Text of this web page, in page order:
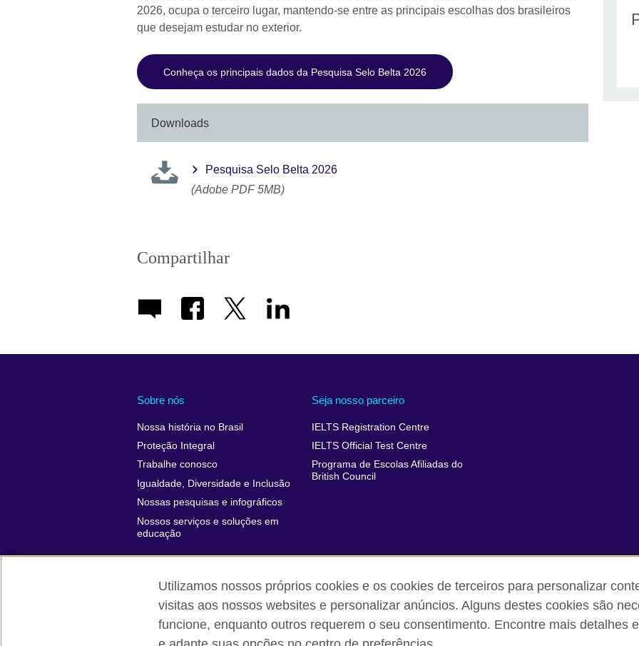
2026, ocupa o terceiro lugar, mantendo-se entre as principais escolhas dos brasileiros
que desejam estudar no exterior.
Conheça os principais dados da Pesquisa Selo Belta 2026
Downloads
Pesquisa Selo Belta 2026
(Adobe PDF 5MB)
Compartilhar
Sobre nós
Nossa história no Brasil
Proteção Integral
Trabalhe conosco
Igualdade, Diversidade e Inclusão
Nossas pesquisas e infográficos
Nossos serviços e soluções em
educação
Seja nosso parceiro
IELTS Registration Centre
IELTS Official Test Centre
Programa de Escolas Afiliadas do
British Council
British Council global Comentários e reclamações Política de privacidade e termos de uso Sitemap
Utilizamos nossos próprios cookies e os cookies de terceiros para personalizar
visitas aos nossos websites e personalizar anúncios. Alguns destes cookies são
funcione, enquanto outros requerem o seu consentimento. Encontre mais detalhes